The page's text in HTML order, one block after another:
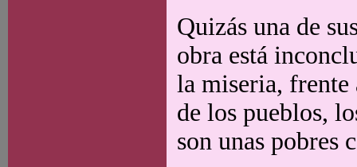
Quizás una de
obra está
la miseria,
de los pueblos,
son unas pobres